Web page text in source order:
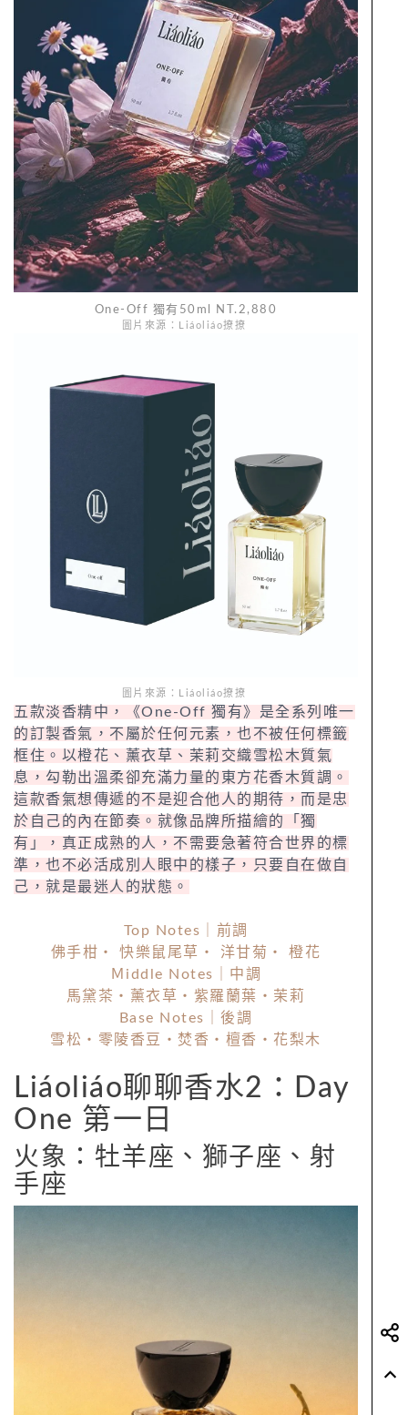
One-Off 獨有50ml NT.2,880
圖片來源：Liáoliáo撩撩
圖片來源：Liáoliáo撩撩
五款淡香精中，《One-Off 獨有》是全系列唯一
的訂製香氣，不屬於任何元素，也不被任何標籤
框住。以橙花、薰衣草、茉莉交織雪松木質氣
息，勾勒出溫柔卻充滿力量的東方花香木質調。
這款香氣想傳遞的不是迎合他人的期待，而是忠
於自己的內在節奏。就像品牌所描繪的「獨
有」，真正成熟的人，不需要急著符合世界的標
準，也不必活成別人眼中的樣子，只要自在做自
己，就是最迷人的狀態。
Top Notes｜前調
佛手柑・ 快樂鼠尾草・ 洋甘菊・ 橙花
Ｍiddle Notes｜中調
馬黛茶・薰衣草・紫羅蘭葉・茉莉
Base Notes｜後調
雪松・零陵香豆・焚香・檀香・花梨木
Liáoliáo聊聊香水2：Day
One 第一日
火象：牡羊座、獅子座、射
手座